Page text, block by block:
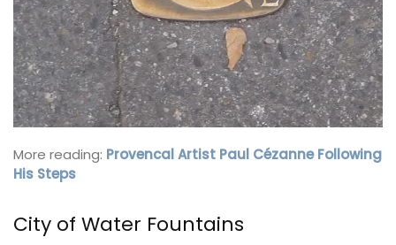
More reading: Provencal Artist Paul Cézanne Following
His Steps
City of Water Fountains